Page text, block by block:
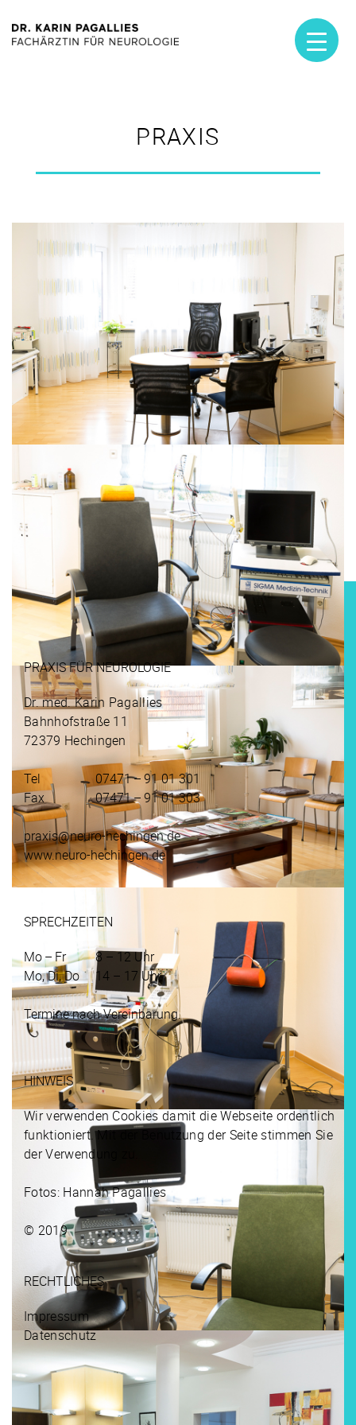
PRAXIS
PRAXIS FÜR NEUROLOGIE
Dr. med. Karin Pagallies
Bahnhofstraße 11
72379 Hechingen
Tel
07471 – 91 01 301
Fax
07471 – 91 01 303
praxis@neuro-hechingen.de
www.neuro-hechingen.de
SPRECHZEITEN
Mo – Fr
8 – 12 Uhr
Mo, Di, Do
14 – 17 Uhr
Termine nach Vereinbarung.
HINWEIS
Wir verwenden Cookies damit die Webseite ordentlich
funktioniert. Mit der Benutzung der Seite stimmen Sie
der Verwendung zu.
Fotos: Hannah Pagallies
© 2019
RECHTLICHES
Impressum
Datenschutz